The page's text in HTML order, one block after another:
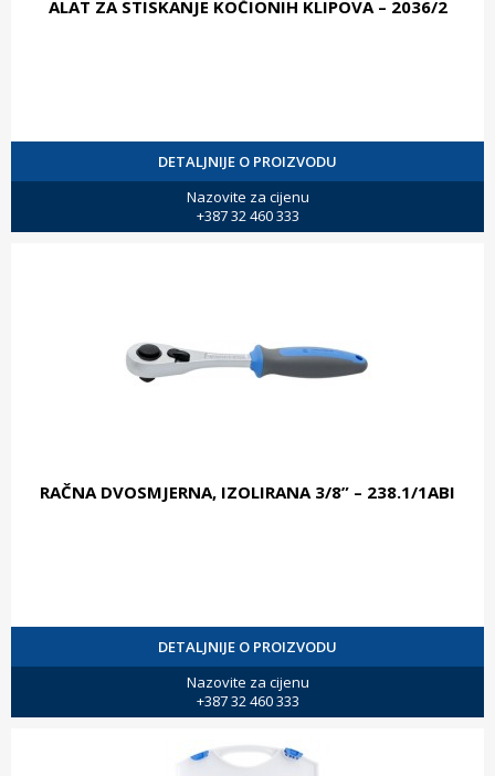
ALAT ZA STISKANJE KOČIONIH KLIPOVA – 2036/2
DETALJNIJE O PROIZVODU
Nazovite za cijenu
+387 32 460 333
RAČNA DVOSMJERNA, IZOLIRANA 3/8” – 238.1/1ABI
DETALJNIJE O PROIZVODU
Nazovite za cijenu
+387 32 460 333